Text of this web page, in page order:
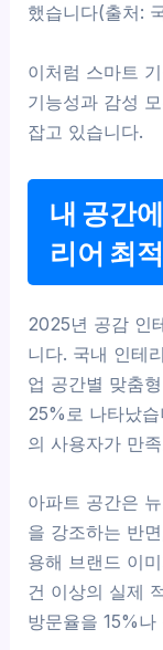
했습니다(출처:
이처럼 스마트
기능성과 감성
잡고 있습니다.
내 공간
리어 최
2025년 공감 인
니다. 국내 인테
업 공간별 맞춤
25%로 나타났
의 사용자가 만
아파트 공간은
을 강조하는 반
용해 브랜드 이
건 이상의 실제
방문율을 15%